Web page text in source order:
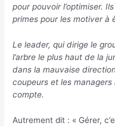
pour pouvoir l’optimiser.
primes pour les motiver à
Le leader, qui dirige le
l’arbre le plus haut de la
dans la mauvaise
coupeurs et les managers
compte.
Autrement dit : « Gérer,